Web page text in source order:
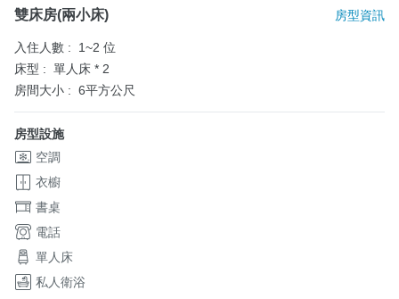
雙床房(兩小床) 房型資訊
入住人數 :
1~2 位
床型 : 單人床 * 2
房間大小 : 6平方公尺
房型設施
空調
衣櫥
書桌
電話
單人床
私人衛浴